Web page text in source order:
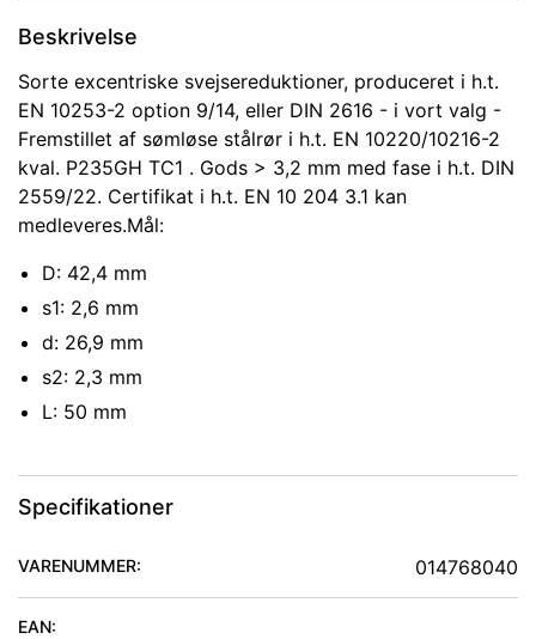
Beskrivelse
Sorte excentriske svejsereduktioner, produceret i h.t.
EN 10253-2 option 9/14, eller DIN 2616 - i vort valg -
Fremstillet af sømløse stålrør i h.t. EN 10220/10216-2
kval. P235GH TC1 . Gods > 3,2 mm med fase i h.t. DIN
2559/22. Certifikat i h.t. EN 10 204 3.1 kan
medleveres.Mål:
D: 42,4 mm
s1: 2,6 mm
d: 26,9 mm
s2: 2,3 mm
L: 50 mm
Specifikationer
VARENUMMER: 014768040
EAN: